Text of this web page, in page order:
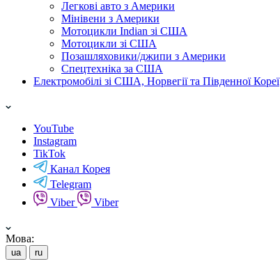
Легкові авто з Америки
Мінівени з Америки
Мотоцикли Indian зі США
Мотоцикли зі США
Позашляховики/джипи з Америки
Спецтехніка за США
Електромобілі зі США, Норвегії та Південної Кореї
YouTube
Instagram
TikTok
Канал Корея
Telegram
Viber
Viber
Мова:
ua ru